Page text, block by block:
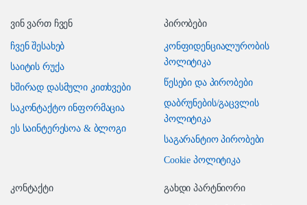
ვინ ვართ ჩვენ
ჩვენ შესახებ
საიტის რუქა
ხშირად დასმული კითხვები
საკონტაქტო ინფორმაცია
ეს საინტერესოა & ბლოგი
პირობები
კონფიდენციალურობის
პოლიტიკა
წესები და პირობები
დაბრუნების/გაცვლის
პოლიტიკა
საგარანტიო პირობები
Cookie პოლიტიკა
კონტაქტი გახდი პარტნიორი